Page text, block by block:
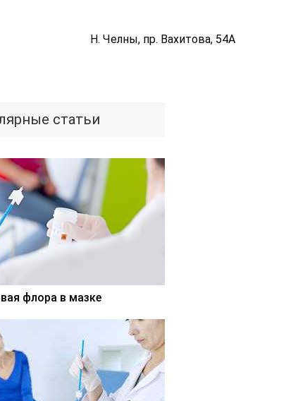
Н. Челны, пр. Вахитова, 54А
статьи
флора в мазке